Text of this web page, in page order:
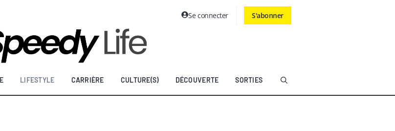
Se connecter S'abonner
LIFESTYLE CARRIÈRE CULTURE(S) DÉCOUVERTE SORTIES